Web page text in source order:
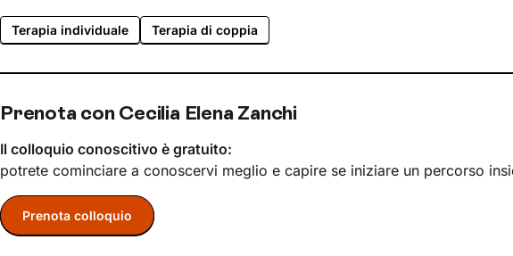
Terapia individuale Terapia di coppia
Prenota con Cecilia Elena Zanchi
Il colloquio conoscitivo è gratuito:
potrete cominciare a conoscervi meglio e capire se iniziare un percorso
Prenota colloquio